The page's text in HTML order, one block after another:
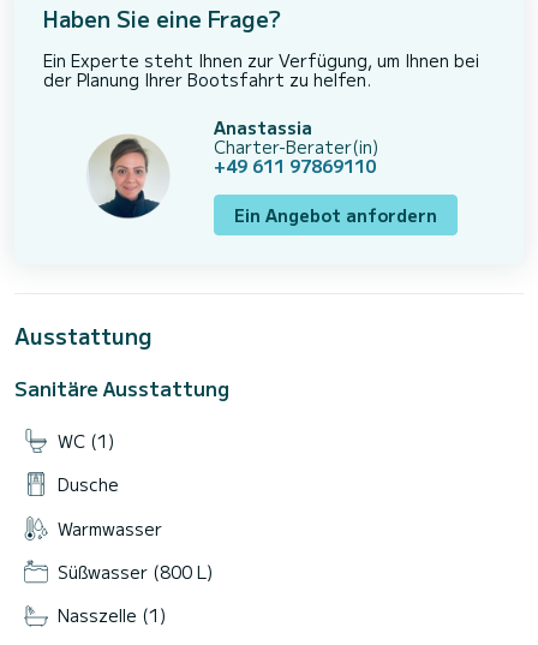
Haben Sie eine Frage?
Ein Experte steht Ihnen zur Verfügung, um Ihnen bei
der Planung Ihrer Bootsfahrt zu helfen.
Anastassia
Charter-Berater(in)
+49 611 97869110
Ein Angebot anfordern
Ausstattung
Sanitäre Ausstattung
WC (1)
Dusche
Warmwasser
Süßwasser (800 L)
Nasszelle (1)